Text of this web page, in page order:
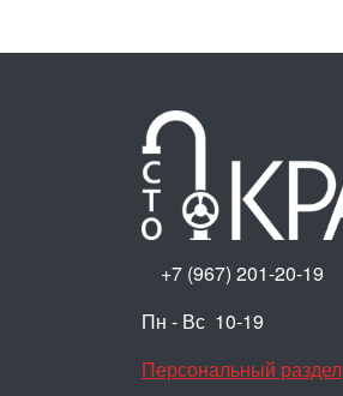
+7 (967) 201-20-19
Пн - Вс 10-19
Персональный раздел